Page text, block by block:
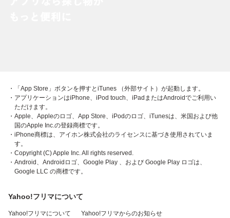
・「App Store」ボタンを押すとiTunes （外部サイト）が起動します。
・アプリケーションはiPhone、iPod touch、iPadまたはAndroidでご利用い
ただけます。
・Apple、Appleのロゴ、App Store、iPodのロゴ、iTunesは、米国および他
国のApple Inc.の登録商標です。
・iPhone商標は、アイホン株式会社のライセンスに基づき使用されていま
す。
・Copyright (C) Apple Inc. All rights reserved.
・Android、Androidロゴ、Google Play 、および Google Play ロゴは、
Google LLC の商標です。
Yahoo!フリマについて
Yahoo!フリマについて Yahoo!フリマからのお知らせ